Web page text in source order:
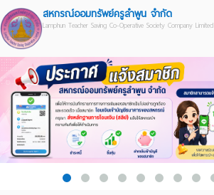
สหกรณ์ออมทรัพย์ครูลำพูน จำกัด
Lamphun Teacher Saving Co-Operative Society Company Limited